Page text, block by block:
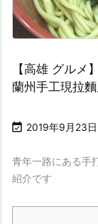
【高雄 グルメ
蘭州手工現拉麵
 2019年9月23日
青年一路にある手
紹介です